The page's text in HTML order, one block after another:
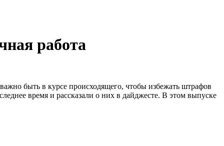
работа
быть в курсе происходящего, чтобы избежать штрафов
время и рассказали о них в дайджесте. В этом выпуске